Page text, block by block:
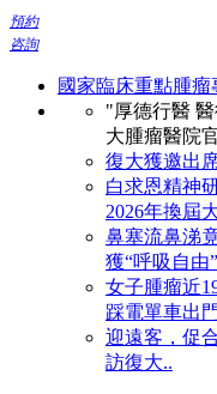
預約
咨詢
國家臨床重點腫瘤
"厚德行醫
大腫瘤醫院
復大獲邀出
白求恩精神
2026年換屆
鼻塞流鼻涕
獲“呼吸自由
女子腫瘤近
踩電單車出
迎遠客，促
訪復大..